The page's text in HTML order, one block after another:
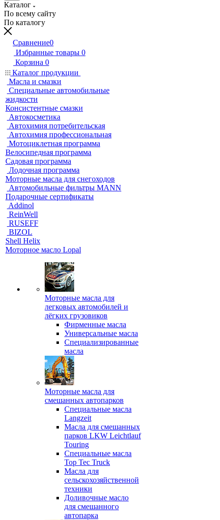
Каталог
По всему сайту
По каталогу
Сравнение0
Избранные товары 0
Корзина 0
Каталог продукции
Масла и смазки
Специальные автомобильные
жидкости
Консистентные смазки
Автокосметика
Автохимия потребительская
Автохимия профессиональная
Мотоциклетная программа
Велосипедная программа
Садовая программа
Лодочная программа
Моторные масла для снегоходов
Автомобильные фильтры MANN
Подарочные сертификаты
Addinol
ReinWell
RUSEFF
BIZOL
Shell Helix
Моторное масло Lopal
Моторные масла для
легковых автомобилей и
лёгких грузовиков
Фирменные масла
Универсальные масла
Специализированные
масла
Моторные масла для
смешанных автопарков
Специальные масла
Langzeit
Масла для смешанных
парков LKW Leichtlauf
Touring
Специальные масла
Top Tec Truck
Масла для
сельскохозяйственной
техники
Доливочные масло
для смешанного
автопарка